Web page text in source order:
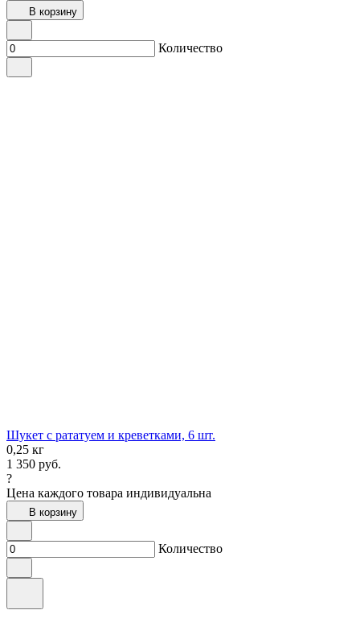
В корзину
Количество
Шукет с рататуем и креветками, 6 шт.
0,25 кг
1 350 руб.
?
Цена каждого товара индивидуальна
В корзину
Количество